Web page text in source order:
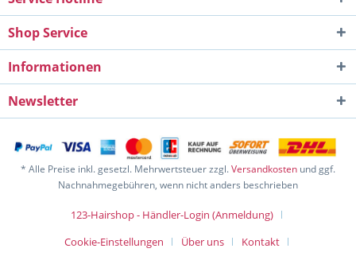
Shop Service
Informationen
Newsletter
* Alle Preise inkl. gesetzl. Mehrwertsteuer zzgl.Versandkosten und ggf.
Nachnahmegebühren, wenn nicht anders beschrieben
123-Hairshop - Händler-Login (Anmeldung)
Cookie-Einstellungen
Über uns
Kontakt